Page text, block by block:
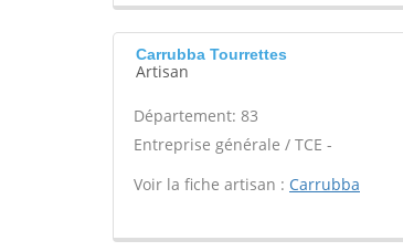
Carrubba Tourrettes
Artisan
Département: 83
Entreprise générale / TCE -
Voir la fiche artisan : Carrubba